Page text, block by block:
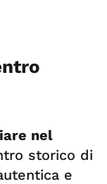
nel
storico di
e